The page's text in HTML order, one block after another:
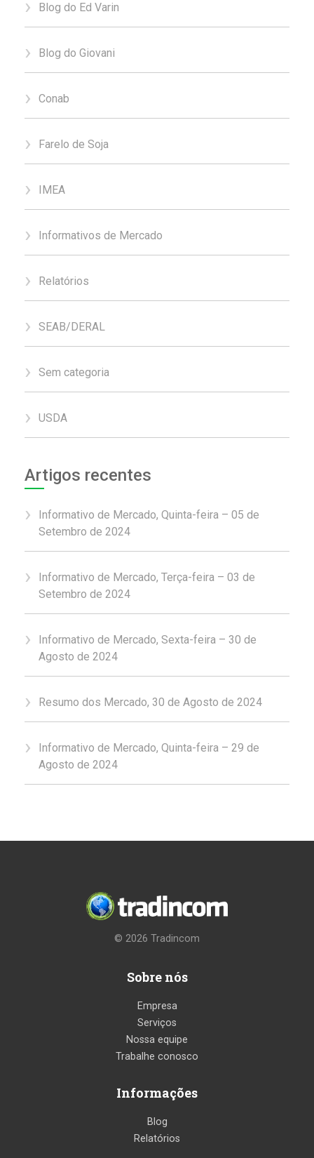
Blog do Ed Varin
Blog do Giovani
Conab
Farelo de Soja
IMEA
Informativos de Mercado
Relatórios
SEAB/DERAL
Sem categoria
USDA
Artigos recentes
Informativo de Mercado, Quinta-feira – 05 de
Setembro de 2024
Informativo de Mercado, Terça-feira – 03 de
Setembro de 2024
Informativo de Mercado, Sexta-feira – 30 de
Agosto de 2024
Resumo dos Mercado, 30 de Agosto de 2024
Informativo de Mercado, Quinta-feira – 29 de
Agosto de 2024
© 2026 Tradincom
Sobre nós
Empresa
Serviços
Nossa equipe
Trabalhe conosco
Informações
Blog
Relatórios